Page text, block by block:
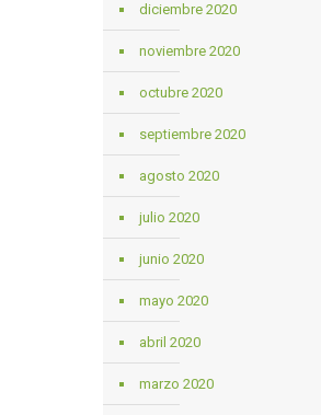
diciembre 2020
noviembre 2020
octubre 2020
septiembre 2020
agosto 2020
julio 2020
junio 2020
mayo 2020
abril 2020
marzo 2020